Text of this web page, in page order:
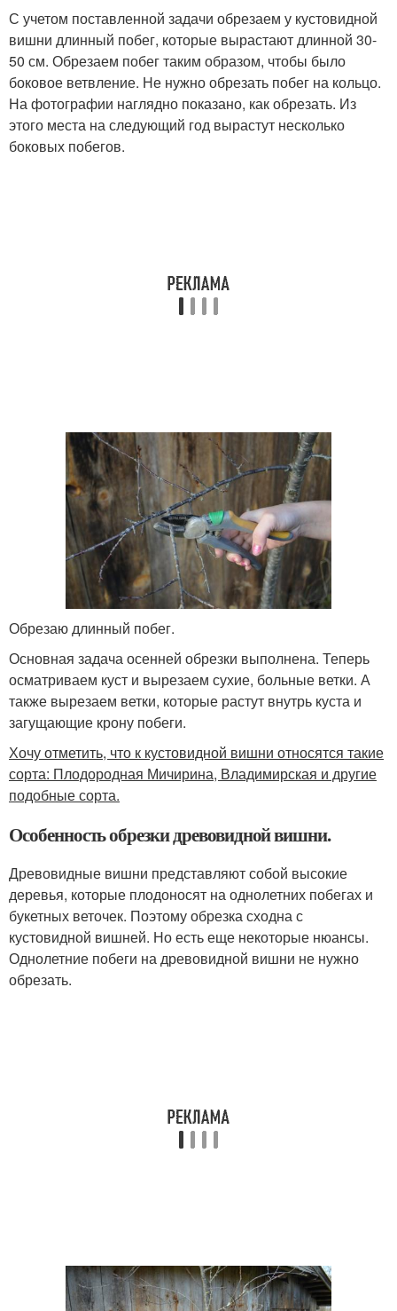
С учетом поставленной задачи обрезаем у кустовидной
вишни длинный побег, которые вырастают длинной 30-
50 см. Обрезаем побег таким образом, чтобы было
боковое ветвление. Не нужно обрезать побег на кольцо.
На фотографии наглядно показано, как обрезать. Из
этого места на следующий год вырастут несколько
боковых побегов.
Обрезаю длинный побег.
Основная задача осенней обрезки выполнена. Теперь
осматриваем куст и вырезаем сухие, больные ветки. А
также вырезаем ветки, которые растут внутрь куста и
загущающие крону побеги.
Хочу отметить, что к кустовидной вишни относятся такие
сорта: Плодородная Мичирина, Владимирская и другие
подобные сорта.
Особенность обрезки древовидной вишни.
Древовидные вишни представляют собой высокие
деревья, которые плодоносят на однолетних побегах и
букетных веточек. Поэтому обрезка сходна с
кустовидной вишней. Но есть еще некоторые нюансы.
Однолетние побеги на древовидной вишни не нужно
обрезать.